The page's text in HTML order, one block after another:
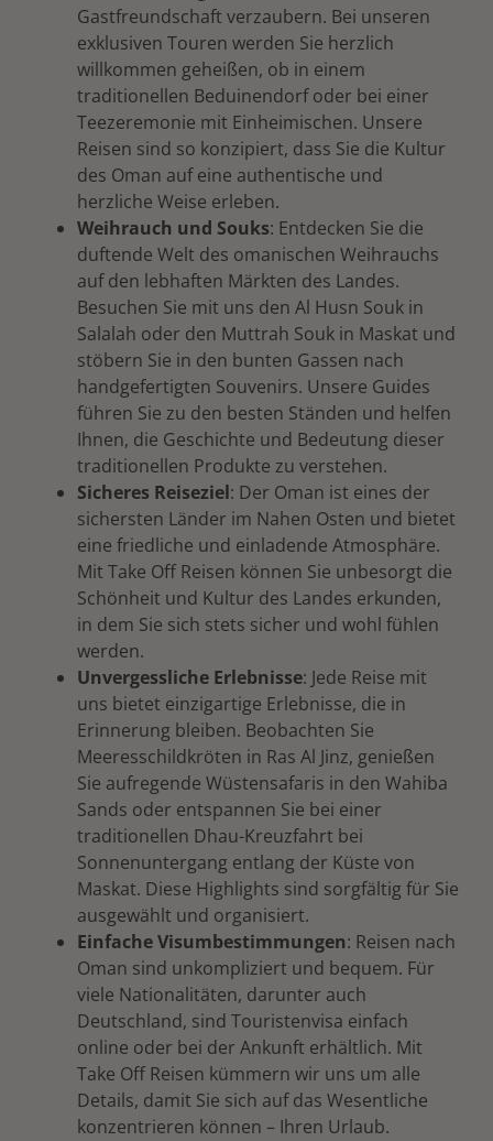
Gastfreundschaft verzaubern. Bei unseren
exklusiven Touren werden Sie herzlich
willkommen geheißen, ob in einem
traditionellen Beduinendorf oder bei einer
Teezeremonie mit Einheimischen. Unsere
Reisen sind so konzipiert, dass Sie die Kultur
des Oman auf eine authentische und
herzliche Weise erleben.
Weihrauch und Souks: Entdecken Sie die
duftende Welt des omanischen Weihrauchs
auf den lebhaften Märkten des Landes.
Besuchen Sie mit uns den Al Husn Souk in
Salalah oder den Muttrah Souk in Maskat und
stöbern Sie in den bunten Gassen nach
handgefertigten Souvenirs. Unsere Guides
führen Sie zu den besten Ständen und helfen
Ihnen, die Geschichte und Bedeutung dieser
traditionellen Produkte zu verstehen.
Sicheres Reiseziel: Der Oman ist eines der
sichersten Länder im Nahen Osten und bietet
eine friedliche und einladende Atmosphäre.
Mit Take Off Reisen können Sie unbesorgt die
Schönheit und Kultur des Landes erkunden,
in dem Sie sich stets sicher und wohl fühlen
werden.
Unvergessliche Erlebnisse: Jede Reise mit
uns bietet einzigartige Erlebnisse, die in
Erinnerung bleiben. Beobachten Sie
Meeresschildkröten in Ras Al Jinz, genießen
Sie aufregende Wüstensafaris in den Wahiba
Sands oder entspannen Sie bei einer
traditionellen Dhau-Kreuzfahrt bei
Sonnenuntergang entlang der Küste von
Maskat. Diese Highlights sind sorgfältig für Sie
ausgewählt und organisiert.
Einfache Visumbestimmungen: Reisen nach
Oman sind unkompliziert und bequem. Für
viele Nationalitäten, darunter auch
Deutschland, sind Touristenvisa einfach
online oder bei der Ankunft erhältlich. Mit
Take Off Reisen kümmern wir uns um alle
Details, damit Sie sich auf das Wesentliche
konzentrieren können – Ihren Urlaub.